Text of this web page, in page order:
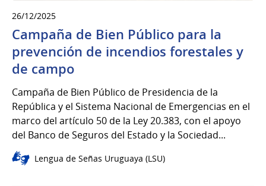
26/12/2025
Campaña de Bien Público para la
prevención de incendios forestales y
de campo
Campaña de Bien Público de Presidencia de la
República y el Sistema Nacional de Emergencias en el
marco del artículo 50 de la Ley 20.383, con el apoyo
del Banco de Seguros del Estado y la Sociedad...
Lengua de Señas Uruguaya (LSU)